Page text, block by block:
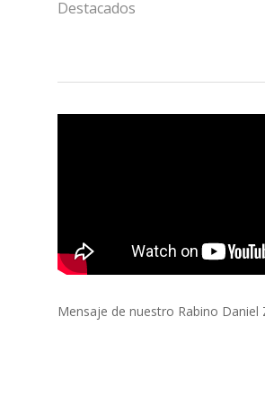
Destacados
Mensaje de nuestro Rabino Daniel